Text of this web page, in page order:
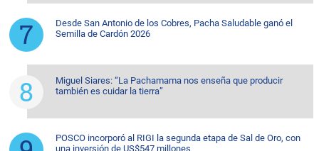
Desde San Antonio de los Cobres, Pacha Saludable ganó el
Semilla de Cardón 2026
Miguel Siares: “La Pachamama nos enseña que producir
también es cuidar la tierra”
POSCO incorporó al RIGI la segunda etapa de Sal de Oro, con
una inversión de US$547 millones